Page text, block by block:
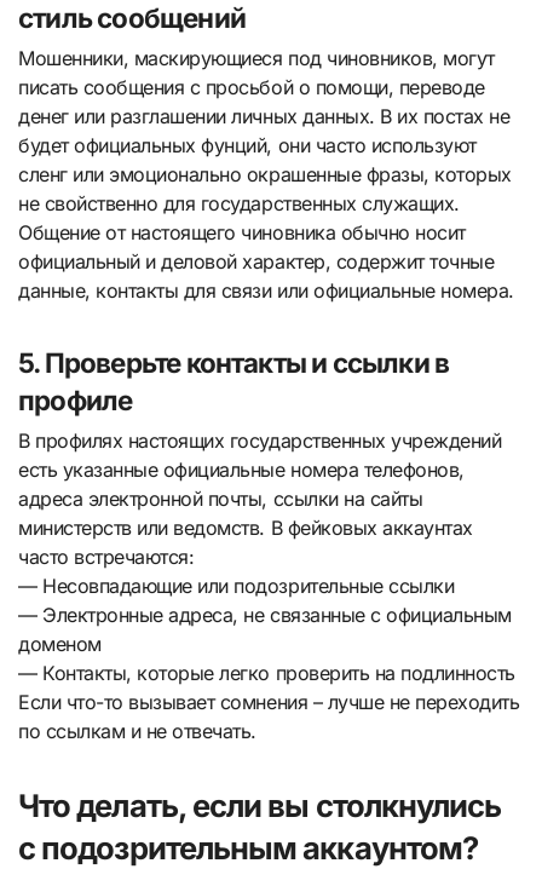
стиль сообщений
Мошенники, маскирующиеся под чиновников, могут
писать сообщения с просьбой о помощи, переводе
денег или разглашении личных данных. В их постах не
будет официальных фунций, они часто используют
сленг или эмоционально окрашенные фразы, которых
не свойственно для государственных служащих.
Общение от настоящего чиновника обычно носит
официальный и деловой характер, содержит точные
данные, контакты для связи или официальные номера.
5. Проверьте контакты и ссылки в
профиле
В профилях настоящих государственных учреждений
есть указанные официальные номера телефонов,
адреса электронной почты, ссылки на сайты
министерств или ведомств. В фейковых аккаунтах
часто встречаются:
— Несовпадающие или подозрительные ссылки
— Электронные адреса, не связанные с официальным
доменом
— Контакты, которые легко проверить на подлинность
Если что-то вызывает сомнения – лучше не переходить
по ссылкам и не отвечать.
Что делать, если вы столкнулись
с подозрительным аккаунтом?